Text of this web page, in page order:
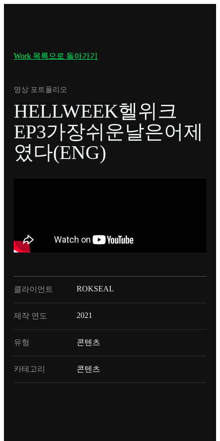
Work 목록으로 돌아가기
영상 포트폴리오
HELLWEEK헬위크
EP3가장쉬운날은어제
였다(ENG)
클라이언트 ROKSEAL
제작 연도 2021
유형 콘텐츠
카테고리 콘텐츠